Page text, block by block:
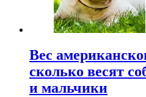
Вес
сколько весят
и мальчики